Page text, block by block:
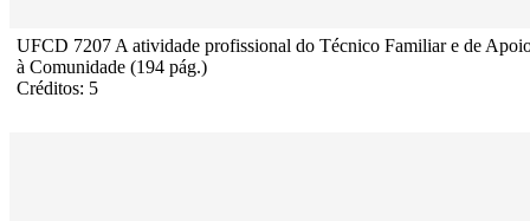
UFCD 7207 A atividade profissional do Técnico Familiar e de
à Comunidade (194 pág.)
Créditos: 5